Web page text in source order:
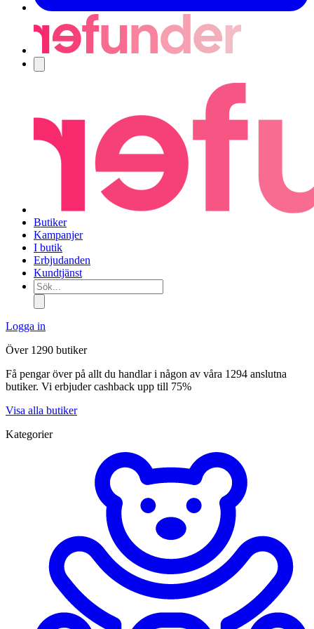
Butiker
Kampanjer
I butik
Erbjudanden
Kundtjänst
Sök...
Logga in
Över 1290 butiker
Få pengar över på allt du handlar i någon av våra 1294 anslutna
butiker. Vi erbjuder cashback upp till 75%
Visa alla butiker
Kategorier